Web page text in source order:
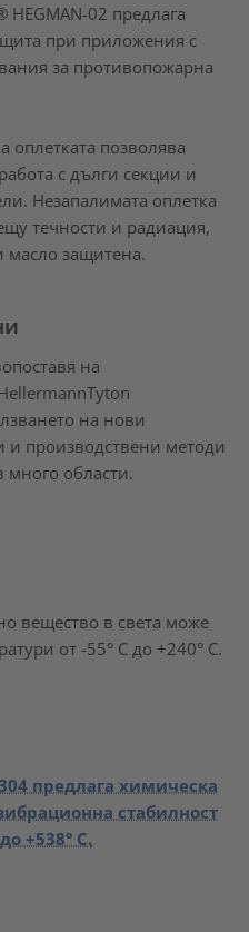
HEGMAN-02 предлага
при приложения с
за противопожарна
оплетката позволява
с дълги секции и
Незапалимата оплетка
течности и радиация,
масло защитена.
на
на нови
производствени методи
много области.
вещество в света може
от -55° C до +240° C.
предлага химическа
стабилност
+538° C.